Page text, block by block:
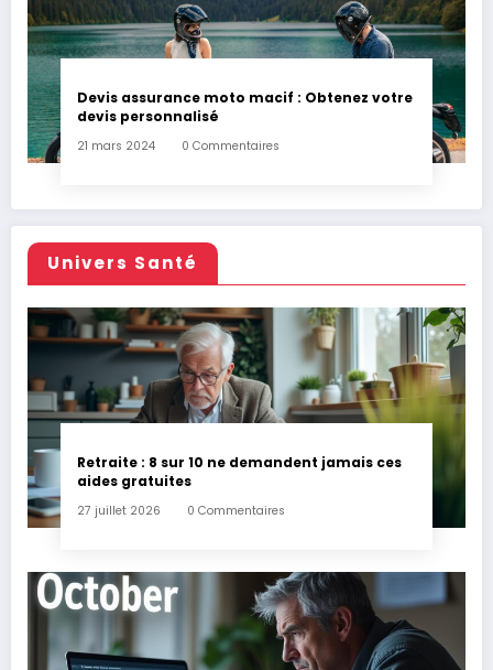
Devis assurance moto macif : Obtenez votre
devis personnalisé
21 mars 2024 0 Commentaires
Univers Santé
Retraite : 8 sur 10 ne demandent jamais ces
aides gratuites
27 juillet 2026 0 Commentaires